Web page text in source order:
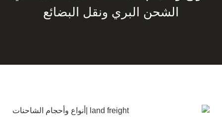
الشحن البري ونقل البضائع